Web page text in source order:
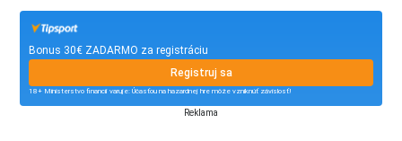
Bonus 30€ ZADARMO za registráciu
Registruj sa
18+ Ministerstvo financií varuje: Účasťou na hazardnej hre môže vzniknúť závislosť!
Reklama